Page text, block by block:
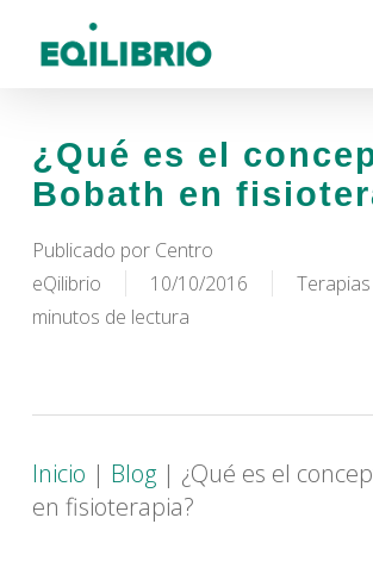
¿Qué es el
Bobath en
Publicado por Centro
eQilibrio
10/10/2016 Terapias
minutos de lectura
Inicio | Blog| ¿Qué es el
en fisioterapia?